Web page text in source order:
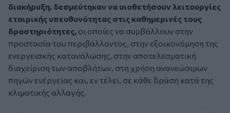
διακήρυξη, δεσμεύτηκαν να υιοθετήσουν λειτουργίες
εταιρικής υπευθυνότητας στις καθημερινές τους
δραστηριότητες, οι οποίες να συμβάλλουν στην
προστασία του περιβάλλοντος, στην εξοικονόμηση της
ενεργειακής κατανάλωσης, στην αποτελεσματική
διαχείριση των αποβλήτων, στη χρήση ανανεώσιμων
πηγών ενέργειας και, εν τέλει, σε κάθε δράση κατά της
κλιματικής αλλαγής.